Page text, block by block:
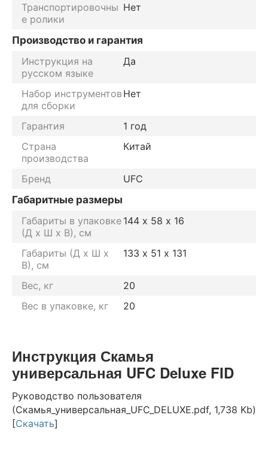
Транспортировочны
е ролики
Нет
Производство и гарантия
Инструкция на
русском языке
Да
Набор инструментов
для сборки
Нет
Гарантия
1 год
Страна
производства
Китай
Бренд
UFC
Габаритные размеры
Габариты в упаковке
(Д х Ш х В), см
144 х 58 х 16
Габариты (Д х Ш х
В), см
133 х 51 х 131
Вес, кг
20
Вес в упаковке, кг
20
Инструкция Скамья
универсальная UFC Deluxe FID
Руководство пользователя
(Скамья_универсальная_UFC_DELUXE.pdf, 1,738 Kb)
[Скачать]